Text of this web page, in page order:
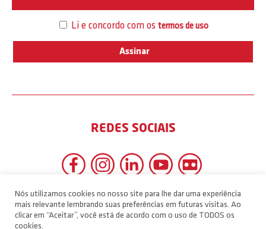
Li e concordo com os termos de uso
REDES SOCIAIS
Nós utilizamos cookies no nosso site para lhe dar uma experiência
mais relevante lembrando suas preferências em futuras visitas. Ao
clicar em “Aceitar”, você está de acordo com o uso de TODOS os
cookies.